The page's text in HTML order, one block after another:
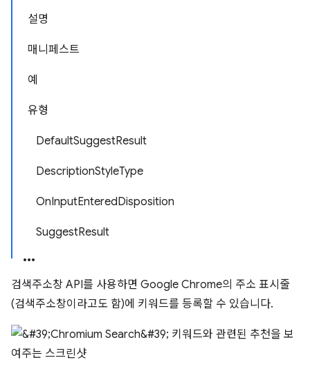
설명
매니페스트
예
유형
DefaultSuggestResult
DescriptionStyleType
OnInputEnteredDisposition
SuggestResult
검색주소창 API를 사용하면 Google Chrome의 주소 표시줄
(검색주소창이라고도 함)에 키워드를 등록할 수 있습니다.